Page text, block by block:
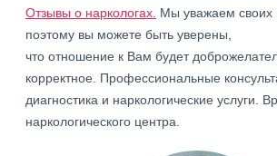
Отзывы о наркологах. Мы уважаем своих
поэтому вы можете быть уверены,
что отношение к Вам будет
корректное. Профессиональные
диагностика и наркологические услуги.
наркологического центра.